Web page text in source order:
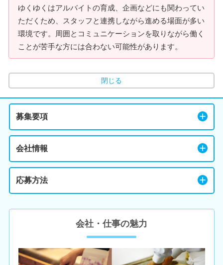
ゆくゆくはアルバイトの育成、企画などにも関わってい
ただくため、スタッフと連携しながら進める場面が多い
環境です。周囲とコミュニケーションを取りながら働く
ことが苦手な方には合わない可能性があります。
閉じる
募集要項
会社情報
応募方法
会社・仕事の魅力